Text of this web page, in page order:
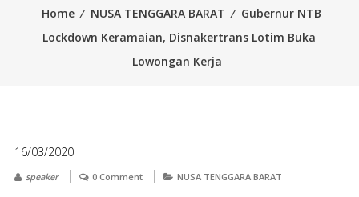
Home ⁄ NUSA TENGGARA BARAT ⁄ Gubernur NTB
Lockdown Keramaian, Disnakertrans Lotim Buka
Lowongan Kerja
16/03/2020
speaker 0 Comment NUSA TENGGARA BARAT